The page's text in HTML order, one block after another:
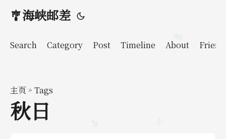
🎐海峡邮差
Search Category Post Timeline About
主页 » Tags
秋日
🎐
🪼